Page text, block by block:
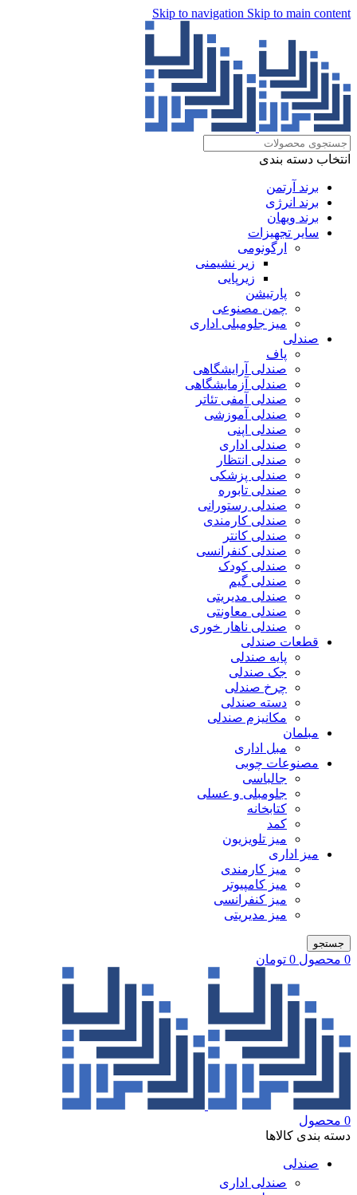
Skip to navigation Skip to main content
انتخاب دسته بندی
برند آرتمن
برند انرژی
برند ویهان
سایر تجهیزات
ارگونومی
زیر نشیمنی
زیرپایی
پارتیشن
چمن مصنوعی
میز جلومبلی اداری
صندلی
پاف
صندلی آرایشگاهی
صندلی آزمایشگاهی
صندلی آمفی تئاتر
صندلی آموزشی
صندلی اپنی
صندلی اداری
صندلی انتظار
صندلی پزشکی
صندلی تابوره
صندلی رستورانی
صندلی کارمندی
صندلی کانتر
صندلی کنفرانسی
صندلی کودک
صندلی گیم
صندلی مدیریتی
صندلی معاونتی
صندلی ناهار خوری
قطعات صندلی
پایه صندلی
جک صندلی
چرخ صندلی
دسته صندلی
مکانیزم صندلی
مبلمان
مبل اداری
مصنوعات چوبی
جالباسی
جلومبلی و عسلی
کتابخانه
کمد
میز تلویزیون
میز اداری
میز کارمندی
میز کامپیوتر
میز کنفرانسی
میز مدیریتی
جستجو
0 محصول 0 تومان
0 محصول
دسته بندی کالاها
صندلی
صندلی اداری